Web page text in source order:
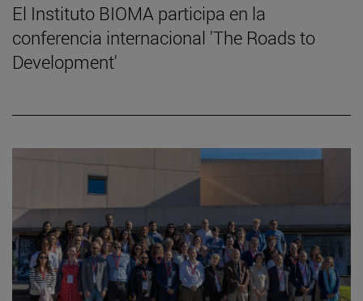
El Instituto BIOMA participa en la
conferencia internacional 'The Roads to
Development'